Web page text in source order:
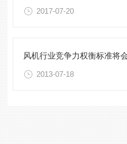
2017-07-20
2013-07-18